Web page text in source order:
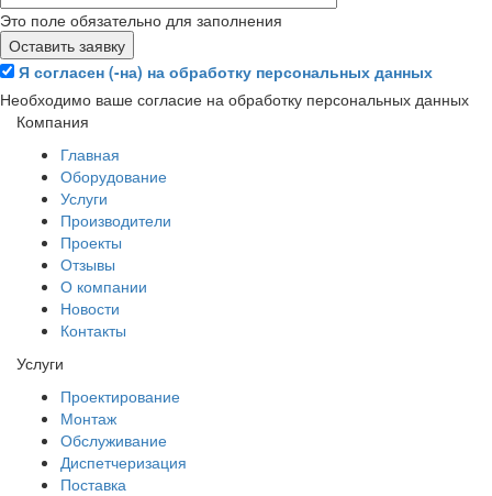
Это поле обязательно для заполнения
Я согласен (-на) на обработку персональных данных
Необходимо ваше согласие на обработку персональных данных
Компания
Главная
Оборудование
Услуги
Производители
Проекты
Отзывы
О компании
Новости
Контакты
Услуги
Проектирование
Монтаж
Обслуживание
Диспетчеризация
Поставка